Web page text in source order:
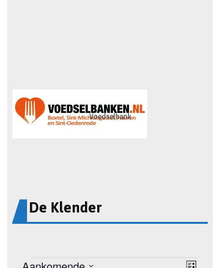
Voedselbank
De Klender